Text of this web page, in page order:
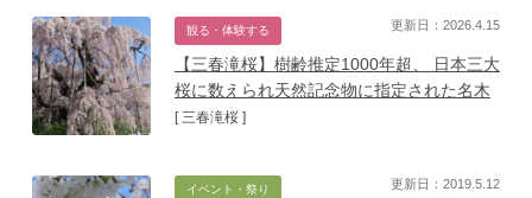
観る・体験する
【三春滝桜】樹齢推定1000年超、 日本三大
桜に数えられ天然記念物に指定された名木
[ 三春滝桜 ]
更新日：2026.4.15
イベント・祭り 更新日：2019.5.12